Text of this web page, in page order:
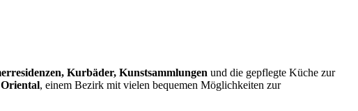
Kurbäder, Kunstsammlungen und die gepflegte Küche zur
, einem Bezirk mit vielen bequemen Möglichkeiten zur